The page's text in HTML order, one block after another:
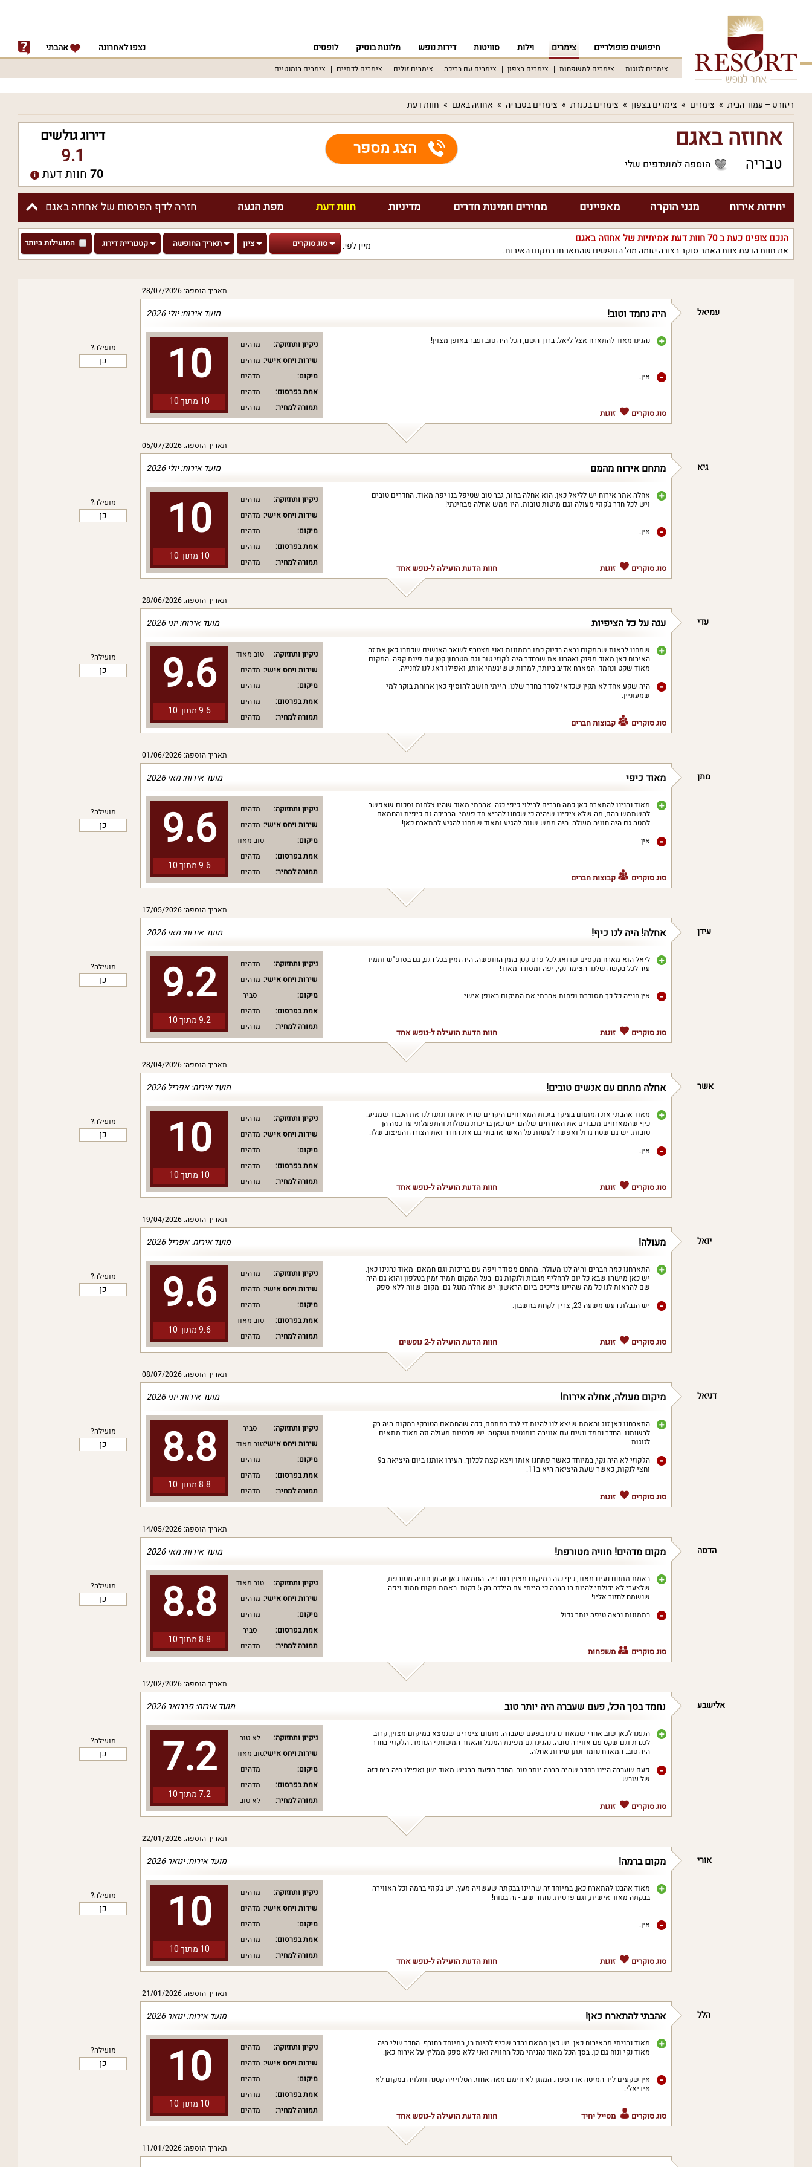
חיפושים פופולריים צימרים וילות סוויטות דירות נופש מלונות בוטיק לופטים נצפו לאחרונה אהבתי
צימרים לזוגות צימרים למשפחות צימרים בצפון צימרים עם בריכה צימרים זולים צימרים לדתיים צימרים רומנטיים
ריזורט – עמוד הבית צימרים צימרים בצפון צימרים בכנרת צימרים בטבריה אחוזה באגם חוות דעת
אחוזה באגם
טבריה הוספה למועדפים שלי
הצג מספר
דירוג גולשים
9.1
70חוות דעת
חזרה לדף הפרסום של אחוזה באגם יחידות אירוח מגני הוקרה מאפיינים מחירים וזמינות חדרים מדיניות חוות דעת מפת הגעה
הנכם צופים כעת ב70חוות דעת אמיתיות של אחוזה באגם
את חוות הדעת צוות האתר סוקר בצורה יזומה מול הנופשים שהתארחו במקום האירוח. מיין לפי: סוג סוקרים ציון תאריך החופשה קטגוריית דירוג המועילות ביותר
תאריך הוספה: 28/07/2026
מועילה?
כן
מועד אירוח: יולי 2026 היה נחמד וטוב! עמיאל
10
10 מתוך 10
ניקיון ותחזוקה:
מדהים
שירות ויחס אישי: מדהים
מיקום:
מדהים
אמת בפרסום:
מדהים
תמורה למחיר:
מדהים
נהנינו מאוד להתארח אצל ליאל. ברוך השם, הכל היה טוב ועבר באופן מצוין!
אין.
סוג סוקרים זוגות
תאריך הוספה: 05/07/2026
מועילה?
כן
מועד אירוח: יולי 2026 מתחם אירוח מהמם גיא
10
10 מתוך 10
ניקיון ותחזוקה:
מדהים
שירות ויחס אישי: מדהים
מיקום:
מדהים
אמת בפרסום:
מדהים
תמורה למחיר:
מדהים
אחלה אתר אירוח יש לליאל כאן. הוא אחלה בחור, גבר טוב שטיפל בנו יפה מאוד. החדרים טובים
ויש לכל חדר ג'קוזי מעולה וגם מיטות טובות. היו ממש אחלה מבחינתי!
אין.
סוג סוקרים זוגות חוות הדעת הועילה ל-נופש אחד
תאריך הוספה: 28/06/2026
מועילה?
כן
מועד אירוח: יוני 2026 ענה על כל הציפיות עדי
9.6
9.6 מתוך 10
ניקיון ותחזוקה:
טוב מאוד
שירות ויחס אישי: מדהים
מיקום:
מדהים
אמת בפרסום:
מדהים
תמורה למחיר:
מדהים
שמחנו לראות שהמקום נראה בדיוק כמו בתמונות ואני מצטרף לשאר האנשים שכתבו כאן את זה.
האירוח כאן מאוד מפנק ואהבנו את שבחדר היה ג'קוזי טוב וגם מטבחון קטן עם פינת קפה. המקום
מאוד שקט ונחמד. המארח אדיב ביותר, למרות ששיגעתי אותו, ואפילו דאג לנו לחנייה.
היה שקע אחד לא תקין שכדאי לסדר בחדר שלנו. הייתי חושב להוסיף כאן ארוחת בוקר למי
שמעוניין.
סוג סוקרים קבוצות חברים
תאריך הוספה: 01/06/2026
מועילה?
כן
מועד אירוח: מאי 2026 מאוד כיפי מתן
9.6
9.6 מתוך 10
ניקיון ותחזוקה:
מדהים
שירות ויחס אישי: מדהים
מיקום:
טוב מאוד
אמת בפרסום:
מדהים
תמורה למחיר:
מדהים
מאוד נהנינו להתארח כאן כמה חברים לבילוי כיפי כזה. אהבתי מאוד שהיו צלחות וסכום שאפשר
להשתמש בהם, מה שלא ציפינו שיהיה כי שכחנו להביא חד פעמי. הבריכה גם כיפית והחמאם
למטה גם היה חוויה מעולה. היה ממש שווה להגיע ומאוד שמחנו להגיע להתארח כאן!
אין.
סוג סוקרים קבוצות חברים
תאריך הוספה: 17/05/2026
מועילה?
כן
מועד אירוח: מאי 2026 אחלה! היה לנו כיף! עידן
9.2
9.2 מתוך 10
ניקיון ותחזוקה:
מדהים
שירות ויחס אישי: מדהים
מיקום:
סביר
אמת בפרסום:
מדהים
תמורה למחיר:
מדהים
ליאל הוא מארח מקסים שדואג לכל פרט קטן בזמן החופשה. היה זמין בכל רגע, גם בסופ"ש ותמיד
עזר לכל בקשה שלנו. הצימר נקי, יפה ומסודר מאוד!
אין חנייה כל כך מסודרת ופחות אהבתי את המיקום באופן אישי.
סוג סוקרים זוגות חוות הדעת הועילה ל-נופש אחד
תאריך הוספה: 28/04/2026
מועילה?
כן
מועד אירוח: אפריל 2026 אחלה מתחם עם אנשים טובים! אשר
10
10 מתוך 10
ניקיון ותחזוקה:
מדהים
שירות ויחס אישי: מדהים
מיקום:
מדהים
אמת בפרסום:
מדהים
תמורה למחיר:
מדהים
מאוד אהבתי את המתחם בעיקר בזכות המארחים היקרים שהיו איתנו ונתנו לנו את הכבוד שמגיע.
כיף שהמארחים מכבדים את האורחים שלהם. יש כאן בריכות מעולות והתפעלתי עד כמה הן
טובות. יש גם שטח גדול ואפשר לעשות על האש. אהבתי גם את החדר ואת הצורה והעיצוב שלו.
אין.
סוג סוקרים זוגות חוות הדעת הועילה ל-נופש אחד
תאריך הוספה: 19/04/2026
מועילה?
כן
מועד אירוח: אפריל 2026 מעולה! יואל
9.6
9.6 מתוך 10
ניקיון ותחזוקה:
מדהים
שירות ויחס אישי: מדהים
מיקום:
מדהים
אמת בפרסום:
טוב מאוד
תמורה למחיר:
מדהים
התארחנו כמה חברים והיה לנו מעולה. מתחם מסודר ויפה עם בריכות וגם חמאם. מאוד נהנינו כאן.
יש כאן מישהו שבא כל יום להחליף מגבות ולנקות גם. בעל המקום תמיד זמין בטלפון והוא גם היה
שם להראות לנו כל מה שהיינו צריכים ביום הראשון. יש אחלה מנגל גם. מקום שווה ללא ספק
יש הגבלת רעש משעה 23, צריך לקחת בחשבון.
סוג סוקרים זוגות חוות הדעת הועילה ל-2 נופשים
תאריך הוספה: 08/07/2026
מועילה?
כן
מועד אירוח: יוני 2026 מיקום מעולה, אחלה אירוח! דניאל
8.8
8.8 מתוך 10
ניקיון ותחזוקה:
סביר
שירות ויחס אישי:טוב מאוד
מיקום:
מדהים
אמת בפרסום:
מדהים
תמורה למחיר:
מדהים
התארחנו כאן זוג והאמת שיצא לנו להיות די לבד במתחם, ככה שהחמאם הטורקי במקום היה רק
לרשותנו. החדר נחמד ונעים עם אווירה רומנטית ושקטה. יש פרטיות מעולה וזה מאוד מתאים
לזוגות.
הג'קוזי לא היה נקי, במיוחד כאשר פתחנו אותו ויצא קצת לכלוך. העירו אותנו ביום היציאה ב9
וחצי לנקות, כאשר שעת היציאה היא ב11.
סוג סוקרים זוגות
תאריך הוספה: 14/05/2026
מועילה?
כן
מועד אירוח: מאי 2026 מקום מדהים! חוויה מטורפת! הדסה
8.8
8.8 מתוך 10
ניקיון ותחזוקה:
טוב מאוד
שירות ויחס אישי: מדהים
מיקום:
מדהים
אמת בפרסום:
סביר
תמורה למחיר:
מדהים
באמת מתחם נעים מאוד, כיף כזה במיקום מצוין בטבריה. החמאם כאן זה מן חוויה מטורפת,
שלצערי לא יכולתי להיות בו הרבה כי הייתי עם הילדה רק 5 דקות. באמת מקום חמוד ויפה
שנשמח לחזור אליו!
בתמונות נראה טיפה יותר גדול.
סוג סוקרים משפחות
תאריך הוספה: 12/02/2026
מועילה?
כן
מועד אירוח: פברואר 2026 נחמד בסך הכל, פעם שעברה היה יותר טוב אלישבע
7.2
7.2 מתוך 10
ניקיון ותחזוקה:
לא טוב
שירות ויחס אישי:טוב מאוד
מיקום:
מדהים
אמת בפרסום:
מדהים
תמורה למחיר:
לא טוב
הגענו לכאן שוב אחרי שמאוד נהנינו בפעם שעברה. מתחם צימרים שנמצא במיקום מצוין, קרוב
לכנרת וגם שקט עם אווירה טובה. נהנינו גם מפינת המנגל והאזור המשותף הנחמד. הג'קוזי בחדר
היה טוב. המארח נחמד ונתן שירות אחלה.
פעם שעברה היינו בחדר שהיה הרבה יותר טוב. החדר הפעם הרגיש מאוד ישן ואפילו היה ריח כזה
של עובש.
סוג סוקרים זוגות
תאריך הוספה: 22/01/2026
מועילה?
כן
מועד אירוח: ינואר 2026 מקום ברמה! אורי
10
10 מתוך 10
ניקיון ותחזוקה:
מדהים
שירות ויחס אישי: מדהים
מיקום:
מדהים
אמת בפרסום:
מדהים
תמורה למחיר:
מדהים
מאוד אהבנו להתארח כאן, במיוחד זה שהיינו בבקתה שעשויה מעץ. יש ג'קוזי ברמה וכל האווירה
בבקתה מאוד אישית, וגם פרטית. נחזור שוב - זה בטוח!
אין.
סוג סוקרים זוגות חוות הדעת הועילה ל-נופש אחד
תאריך הוספה: 21/01/2026
מועילה?
כן
מועד אירוח: ינואר 2026 אהבתי להתארח כאן! הלל
10
10 מתוך 10
ניקיון ותחזוקה:
מדהים
שירות ויחס אישי: מדהים
מיקום:
מדהים
אמת בפרסום:
מדהים
תמורה למחיר:
מדהים
מאוד נהניתי מהאירוח כאן. יש כאן חמאם נהדר שכיף להיות בו, במיוחד בחורף. החדר שלי היה
מאוד נקי ונוח גם כן. בסך הכל מאוד נהניתי מכל החוויה ואני ללא ספק ממליץ על אירוח כאן.
אין שקעים ליד המיטה או הספה. המזגן לא חימם מאה אחוז. הטלויזיה קטנה ותלויה במקום לא
אידיאלי.
סוג סוקרים מטייל יחיד חוות הדעת הועילה ל-נופש אחד
תאריך הוספה: 11/01/2026